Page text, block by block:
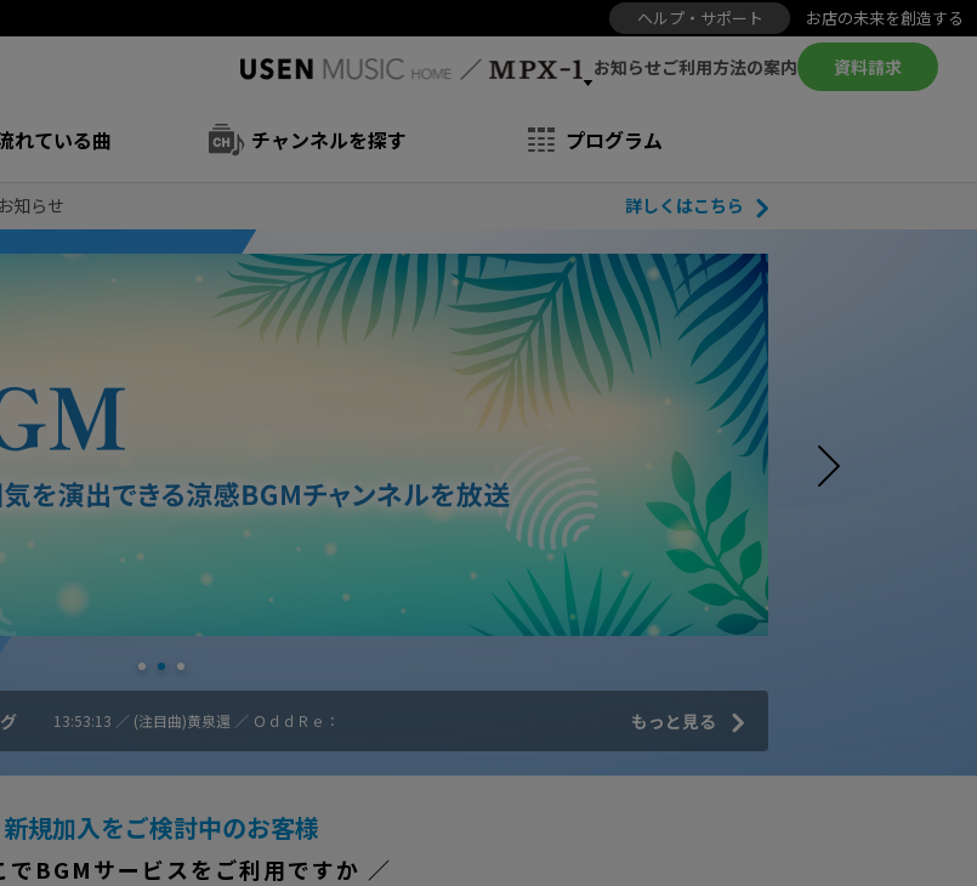
ヘルプ・サポート お店の未来を創造する
お知らせご利用方法の案内 資料請求
れている曲 チャンネルを探す プログラム
知らせ 詳しくはこちら
13:53:13 ／ (注目曲)黄泉還 ／ ＯｄｄＲｅ： もっと見る
新規加入をご検討中のお客様
でBGMサービスをご利用ですか ／